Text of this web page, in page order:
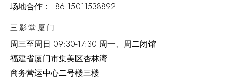
场地合作：+86 15011538892
三影堂厦门
周三至周日 09:30-17:30 周一、周二闭馆
福建省厦门市集美区杏林湾
商务营运中心二号楼三楼